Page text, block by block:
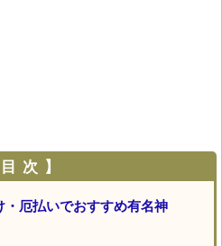
目 次 】
厄払いでおすすめ有名神